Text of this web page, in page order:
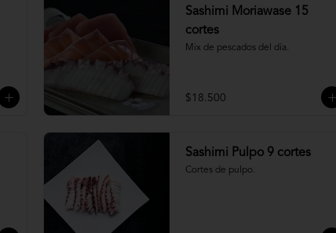
Sashimi Moriawase 15
cortes
Mix de pescados del día.
$18.500
Sashimi Pulpo 9 cortes
Cortes de pulpo.